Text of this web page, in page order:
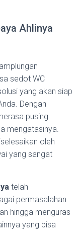
Ahlinya
sedot WC
yang akan siap
Dengan
pusing
mengatasinya.
oleh
yang sangat
telah
permasalahan
hingga menguras
yang bisa